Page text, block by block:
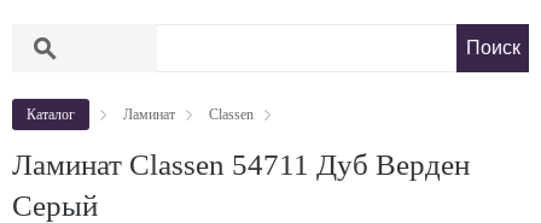
search
Каталог Ламинат Classen
Ламинат Classen 54711 Дуб Верден
Серый